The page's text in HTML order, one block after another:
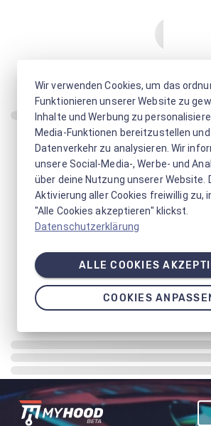
Wir verwenden Cookies, um das
Funktionieren unserer Website zu
Inhalte und Werbung zu
Media-Funktionen bereitzustellen
Datenverkehr zu analysieren. Wir
unsere Social-Media-, Werbe- und
über deine Nutzung unserer Website.
Aktivierung aller Cookies freiwillig zu,
"Alle Cookies akzeptieren" klickst.
Datenschutzerklärung
ALLE COOKIES
COOKIES